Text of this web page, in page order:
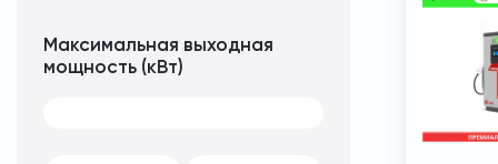
Максимальная выходная
мощность (кВт)